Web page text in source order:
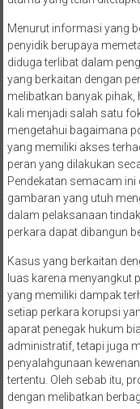
Menurut informasi yang
penyidik berupaya
diduga terlibat dalam
yang berkaitan dengan
melibatkan banyak
kali menjadi salah satu
mengetahui bagaimana
yang memiliki akses
peran yang dilakukan
Pendekatan semacam
gambaran yang utuh
dalam pelaksanaan
perkara dapat dibangun
Kasus yang berkaitan
luas karena menyangkut
yang memiliki dampak
setiap perkara korupsi
aparat penegak hukum
administratif, tetapi juga
penyalahgunaan
tertentu. Oleh sebab itu,
dengan melibatkan